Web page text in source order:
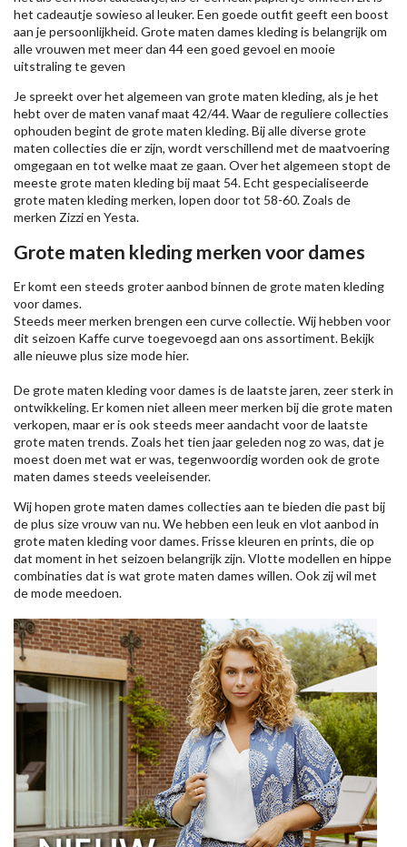
het cadeautje sowieso al leuker. Een goede outfit geeft een boost
aan je persoonlijkheid. Grote maten dames kleding is belangrijk om
alle vrouwen met meer dan 44 een goed gevoel en mooie
uitstraling te geven
Je spreekt over het algemeen van grote maten kleding, als je het
hebt over de maten vanaf maat 42/44. Waar de reguliere collecties
ophouden begint de grote maten kleding. Bij alle diverse grote
maten collecties die er zijn, wordt verschillend met de maatvoering
omgegaan en tot welke maat ze gaan. Over het algemeen stopt de
meeste grote maten kleding bij maat 54. Echt gespecialiseerde
grote maten kleding merken, lopen door tot 58-60. Zoals de
merken Zizzien Yesta.
Grote maten kleding merken voor dames
Er komt een steeds groter aanbod binnen de grote maten kleding
voor dames.
Steeds meer merken brengen een curve collectie. Wij hebben voor
dit seizoen Kaffecurve toegevoegd aan ons assortiment. Bekijk
alle nieuweplus size modehier.
De grote maten kleding voor dames is de laatste jaren, zeer sterk in
ontwikkeling. Er komen niet alleen meer merken bij die grote maten
verkopen, maar er is ook steeds meer aandacht voor de laatste
grote maten trends. Zoals het tien jaar geleden nog zo was, dat je
moest doen met wat er was, tegenwoordig worden ook de grote
maten dames steeds veeleisender.
Wij hopen grote maten dames collecties aan te bieden die past bij
de plus size vrouw van nu. We hebben een leuk en vlot aanbod in
grote maten kleding voor dames. Frisse kleuren en prints, die op
dat moment in het seizoen belangrijk zijn. Vlotte modellen en hippe
combinaties dat is wat grote maten dames willen. Ook zij wil met
de mode meedoen.